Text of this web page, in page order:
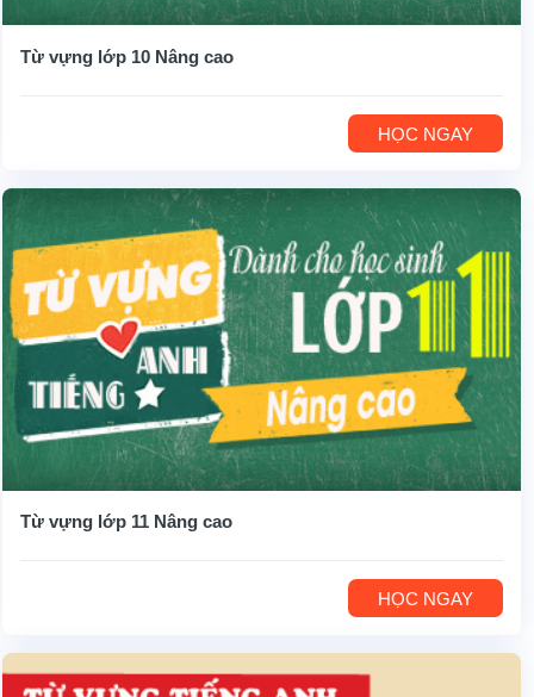
Từ vựng lớp 10 Nâng cao
HỌC NGAY
Từ vựng lớp 11 Nâng cao
HỌC NGAY